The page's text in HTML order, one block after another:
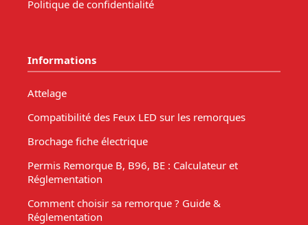
Politique de confidentialité
Informations
Attelage
Compatibilité des Feux LED sur les remorques
Brochage fiche électrique
Permis Remorque B, B96, BE : Calculateur et
Réglementation
Comment choisir sa remorque ? Guide &
Réglementation